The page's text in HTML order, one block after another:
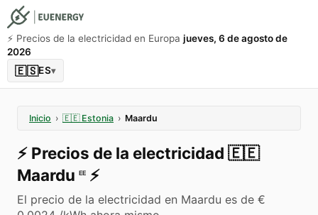
⚡️ Precios de la electricidad en Europa jueves, 6 de agosto de
2026
🇪🇸ES▾
Inicio › 🇪🇪 Estonia › Maardu
⚡️ Precios de la electricidad 🇪🇪
Maardu EE ⚡️
El precio de la electricidad en Maardu es de €